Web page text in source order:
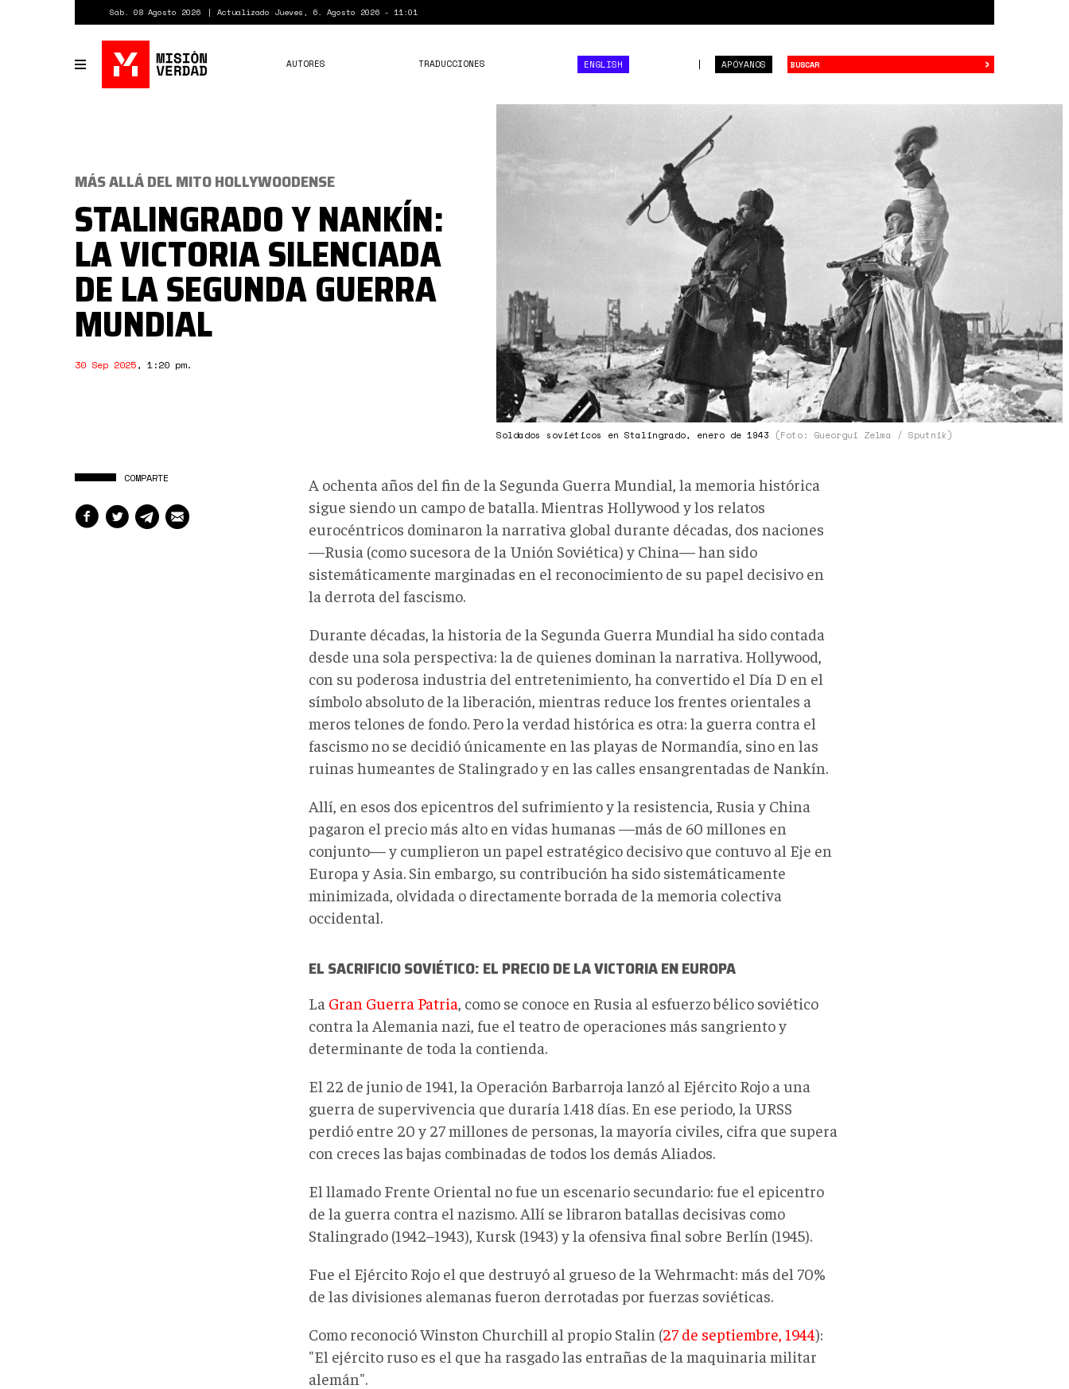
Sáb. 08 Agosto 2026 Actualizado Jueves, 6. Agosto 2026 - 11:01
Toggle
navigation
APÓYANOS
AUTORES TRADUCCIONES ENGLISH ›
stalingrado
Soldados soviéticos en Stalingrado, enero de 1943 (Foto: Gueorgui Zelma / Sputnik)
MÁS ALLÁ DEL MITO HOLLYWOODENSE
STALINGRADO Y NANKÍN:
LA VICTORIA SILENCIADA
DE LA SEGUNDA GUERRA
MUNDIAL
30 Sep 2025, 1:20 pm.
COMPARTE
A ochenta años del fin de la Segunda Guerra Mundial, la memoria histórica
sigue siendo un campo de batalla. Mientras Hollywood y los relatos
eurocéntricos dominaron la narrativa global durante décadas, dos naciones
—Rusia (como sucesora de la Unión Soviética) y China— han sido
sistemáticamente marginadas en el reconocimiento de su papel decisivo en
la derrota del fascismo.
Durante décadas, la historia de la Segunda Guerra Mundial ha sido contada
desde una sola perspectiva: la de quienes dominan la narrativa. Hollywood,
con su poderosa industria del entretenimiento, ha convertido el Día D en el
símbolo absoluto de la liberación, mientras reduce los frentes orientales a
meros telones de fondo. Pero la verdad histórica es otra: la guerra contra el
fascismo no se decidió únicamente en las playas de Normandía, sino en las
ruinas humeantes de Stalingrado y en las calles ensangrentadas de Nankín.
Allí, en esos dos epicentros del sufrimiento y la resistencia, Rusia y China
pagaron el precio más alto en vidas humanas —más de 60 millones en
conjunto— y cumplieron un papel estratégico decisivo que contuvo al Eje en
Europa y Asia. Sin embargo, su contribución ha sido sistemáticamente
minimizada, olvidada o directamente borrada de la memoria colectiva
occidental.
EL SACRIFICIO SOVIÉTICO: EL PRECIO DE LA VICTORIA EN EUROPA
La Gran Guerra Patria, como se conoce en Rusia al esfuerzo bélico soviético
contra la Alemania nazi, fue el teatro de operaciones más sangriento y
determinante de toda la contienda.
El 22 de junio de 1941, la Operación Barbarroja lanzó al Ejército Rojo a una
guerra de supervivencia que duraría 1.418 días. En ese periodo, la URSS
perdió entre 20 y 27 millones de personas, la mayoría civiles, cifra que supera
con creces las bajas combinadas de todos los demás Aliados.
El llamado Frente Oriental no fue un escenario secundario: fue el epicentro
de la guerra contra el nazismo. Allí se libraron batallas decisivas como
Stalingrado (1942–1943), Kursk (1943) y la ofensiva final sobre Berlín (1945).
Fue el Ejército Rojo el que destruyó al grueso de la Wehrmacht: más del 70%
de las divisiones alemanas fueron derrotadas por fuerzas soviéticas.
Como reconoció Winston Churchill al propio Stalin (27 de septiembre, 1944):
"El ejército ruso es el que ha rasgado las entrañas de la maquinaria militar
alemán".